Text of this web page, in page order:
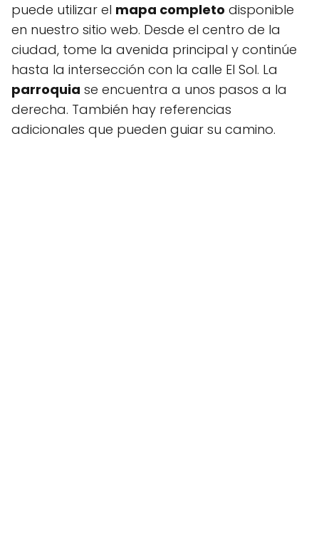
puede utilizar el mapa completo disponible
en nuestro sitio web. Desde el centro de la
ciudad, tome la avenida principal y continúe
hasta la intersección con la calle El Sol. La
parroquia se encuentra a unos pasos a la
derecha. También hay referencias
adicionales que pueden guiar su camino.